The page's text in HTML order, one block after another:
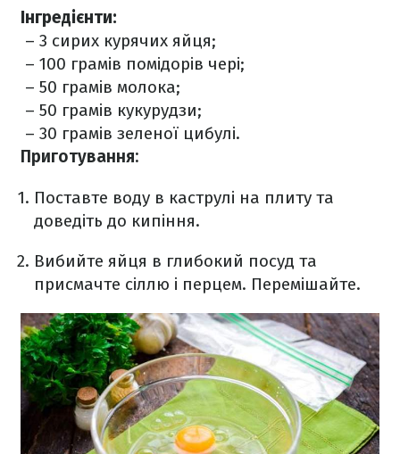
Інгредієнти:
– 3 сирих курячих яйця;
– 100 грамів помідорів чері;
– 50 грамів молока;
– 50 грамів кукурудзи;
– 30 грамів зеленої цибулі.
Приготування:
Поставте воду в каструлі на плиту та
доведіть до кипіння.
Вибийте яйця в глибокий посуд та
присмачте сіллю і перцем. Перемішайте.